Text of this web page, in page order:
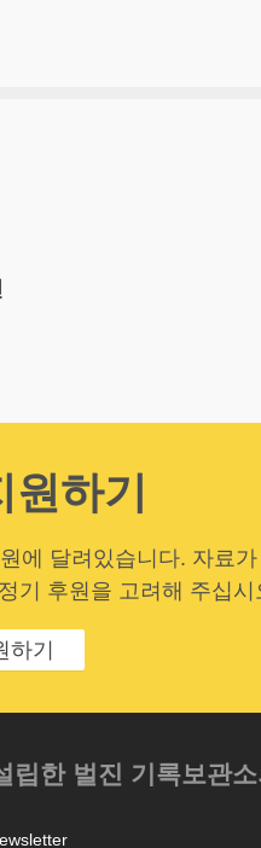
원하기
에 달려있습니다. 자료
기 후원을 고려해 주십시
하기
한 벌진 기록보관